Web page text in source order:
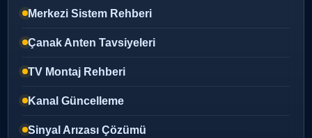
Merkezi Sistem Rehberi
Çanak Anten Tavsiyeleri
TV Montaj Rehberi
Kanal Güncelleme
Sinyal Arızası Çözümü